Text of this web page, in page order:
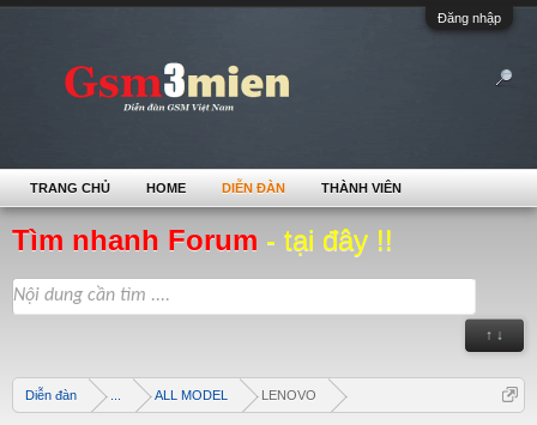
Đăng nhập
Tìm nhanh Forum - tại đây !!
↑ ↓
Diễn đàn ALL MODEL LENOVO
TRANG CHỦ HOME DIỄN ĐÀN THÀNH VIÊN